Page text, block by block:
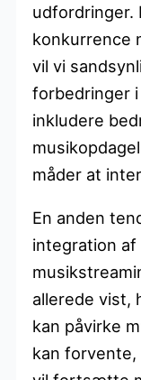
udfordringer.
konkurrence
vil vi
forbedringer
inkludere
måder at
En anden
integration af
allerede vist,
kan påvirke
kan